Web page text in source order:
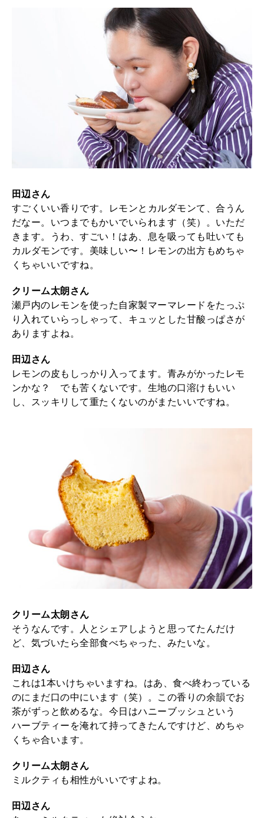
田辺さん
すごくいい香りです。レモンとカルダモンて、合うん
だなー。いつまでもかいでいられます（笑）。いただ
きます。うわ、すごい！はあ、息を吸っても吐いても
カルダモンです。美味しい〜！レモンの出方もめちゃ
くちゃいいですね。
クリーム太朗さん
瀬戸内のレモンを使った自家製マーマレードをたっぷ
り入れていらっしゃって、キュッとした甘酸っぱさが
ありますよね。
田辺さん
レモンの皮もしっかり入ってます。青みがかったレモ
ンかな？ でも苦くないです。生地の口溶けもいい
し、スッキリして重たくないのがまたいいですね。
クリーム太朗さん
そうなんです。人とシェアしようと思ってたんだけ
ど、気づいたら全部食べちゃった、みたいな。
田辺さん
これは1本いけちゃいますね。はあ、食べ終わっている
のにまだ口の中にいます（笑）。この香りの余韻でお
茶がずっと飲めるな。今日はハニーブッシュという
ハーブティーを淹れて持ってきたんですけど、めちゃ
くちゃ合います。
クリーム太朗さん
ミルクティも相性がいいですよね。
田辺さん